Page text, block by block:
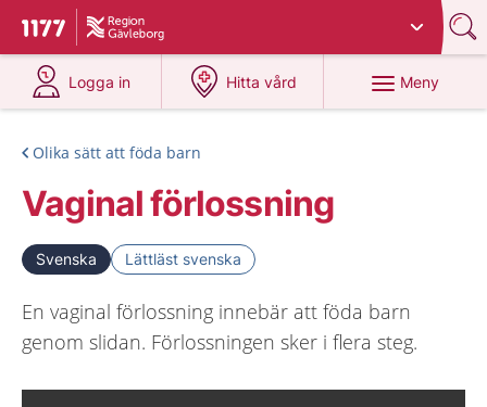
Till startsidan för 1177
Du har valt region
Logga in
på 1177.se
Hitta vård
på 1177.se
Meny
Olika sätt att föda barn
Vaginal förlossning
Svenska Lättläst svenska
En vaginal förlossning innebär att föda barn
genom slidan. Förlossningen sker i flera steg.